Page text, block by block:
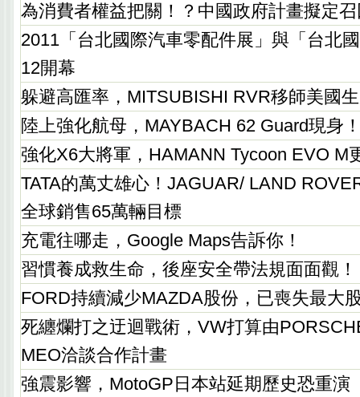
為消費者權益把關！？中國政府計畫擬定
2011「台北國際汽車零配件展」與「台北
12開幕
躲避高匯率，MITSUBISHI RVR移師美國
陸上強化航母，MAYBACH 62 Guard現身
強化X6大將軍，HAMANN Tycoon EVO M
TATA的萬丈雄心！JAGUAR/ LAND
全球銷售65萬輛目標
充電往哪走，Google Maps告訴你！
習慣養成救生命，後座安全帶法規面面觀！
FORD持續減少MAZDA股份，已喪失最大
死纏爛打之迂迴戰術，VW打算由
MEO洽談合作計畫
強震影響，MotoGP日本站延期歷史恐重演